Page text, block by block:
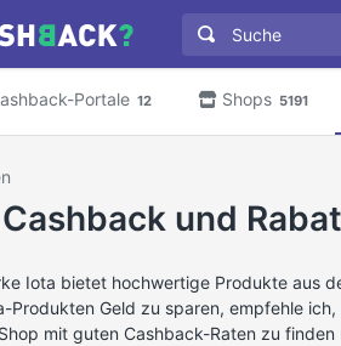
Portale 12 Shops 5191
und
Iota bietet hochwertige Produkte aus
Produkten Geld zu sparen, empfehle
mit guten Cashback-Raten zu